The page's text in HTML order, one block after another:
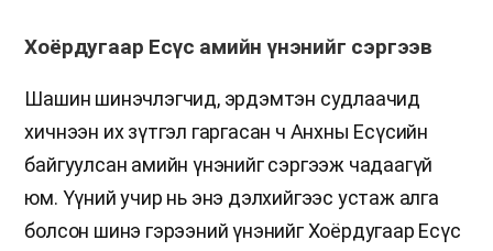
Хоёрдугаар Есүс амийн үнэнийг сэргээв
Шашин шинэчлэгчид, эрдэмтэн судлаачид
хичнээн их зүтгэл гаргасан ч Анхны Есүсийн
байгуулсан амийн үнэнийг сэргээж чадаагүй
юм. Үүний учир нь энэ дэлхийгээс устаж алга
болсон шинэ гэрээний үнэнийг Хоёрдугаар Есүс